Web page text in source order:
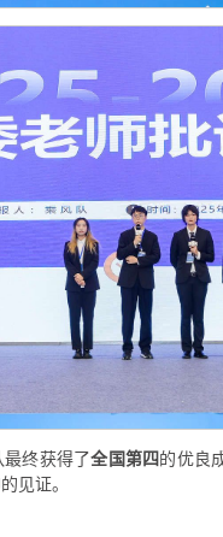
最终获得了全国第四 的优良
见证。